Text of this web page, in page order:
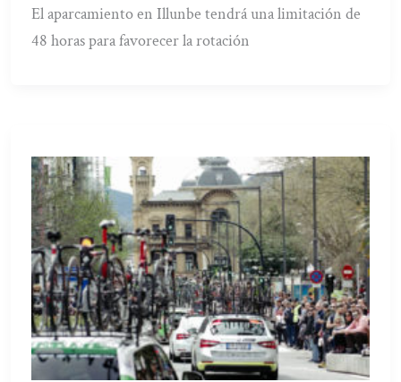
El aparcamiento en Illunbe tendrá una limitación de
48 horas para favorecer la rotación